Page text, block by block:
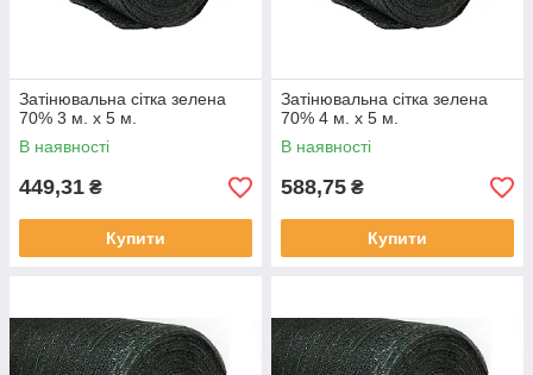
Затінювальна сітка зелена
70% 3 м. х 5 м.
В наявності
449,31 ₴
Купити
Затінювальна сітка зелена
70% 4 м. х 5 м.
В наявності
588,75 ₴
Купити